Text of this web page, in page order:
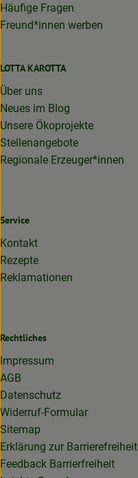
Häufige Fragen
Freund*innen werben
LOTTA KAROTTA
Über uns
Neues im Blog
Unsere Ökoprojekte
Stellenangebote
Regionale Erzeuger*innen
Service
Kontakt
Rezepte
Reklamationen
Rechtliches
Impressum
AGB
Datenschutz
Widerruf-Formular
Sitemap
Erklärung zur Barrierefreiheit
Feedback Barrierfreiheit